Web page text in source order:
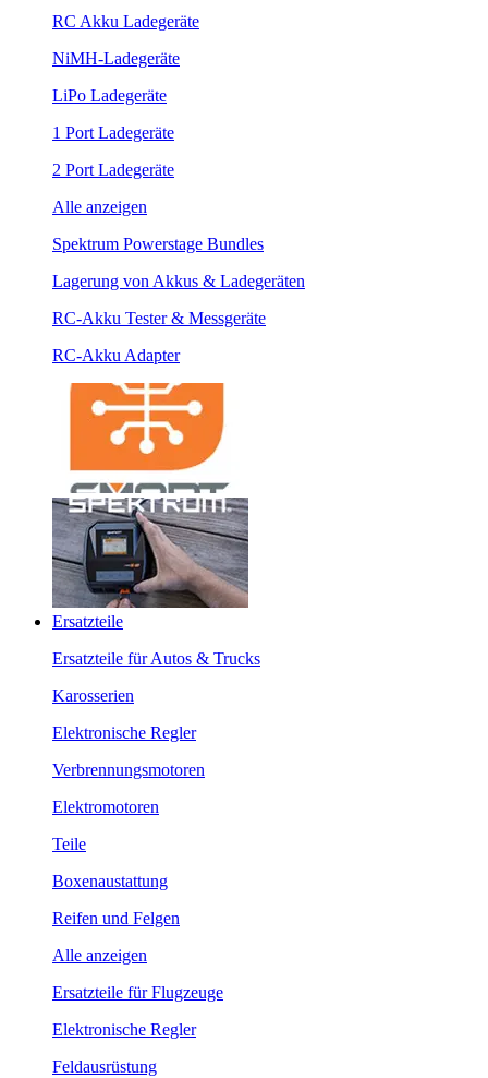
RC Akku Ladegeräte
NiMH-Ladegeräte
LiPo Ladegeräte
1 Port Ladegeräte
2 Port Ladegeräte
Alle anzeigen
Spektrum Powerstage Bundles
Lagerung von Akkus & Ladegeräten
RC-Akku Tester & Messgeräte
RC-Akku Adapter
Ersatzteile
Ersatzteile für Autos & Trucks
Karosserien
Elektronische Regler
Verbrennungsmotoren
Elektromotoren
Teile
Boxenaustattung
Reifen und Felgen
Alle anzeigen
Ersatzteile für Flugzeuge
Elektronische Regler
Feldausrüstung